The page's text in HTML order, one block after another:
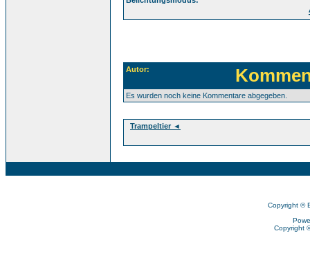
Autor:
Es wurden noch keine Kommentare abgegeben.
Trampeltier ◄
Copyright ©
Copyright